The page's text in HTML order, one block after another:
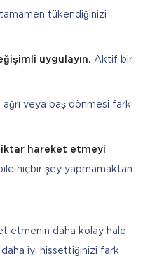
tükendiğinizi
uygulayın. Aktif bir
ağrı veya baş dönmesi fark
hareket etmeyi
hiçbir şey yapmamaktan
etmenin daha kolay hale
iyi hissettiğinizi fark